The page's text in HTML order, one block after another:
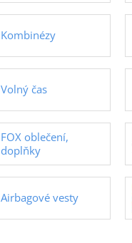
Kombinézy
Volný čas
FOX oblečení,
doplňky
Airbagové vesty